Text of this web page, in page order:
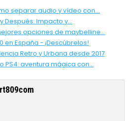
separar audio y vídeo con…
Después: Impacto y…
opciones de maybelline…
en España - ¡Descúbrelos!
Retro y Urbana desde 2017
PS4: aventura mágica con…